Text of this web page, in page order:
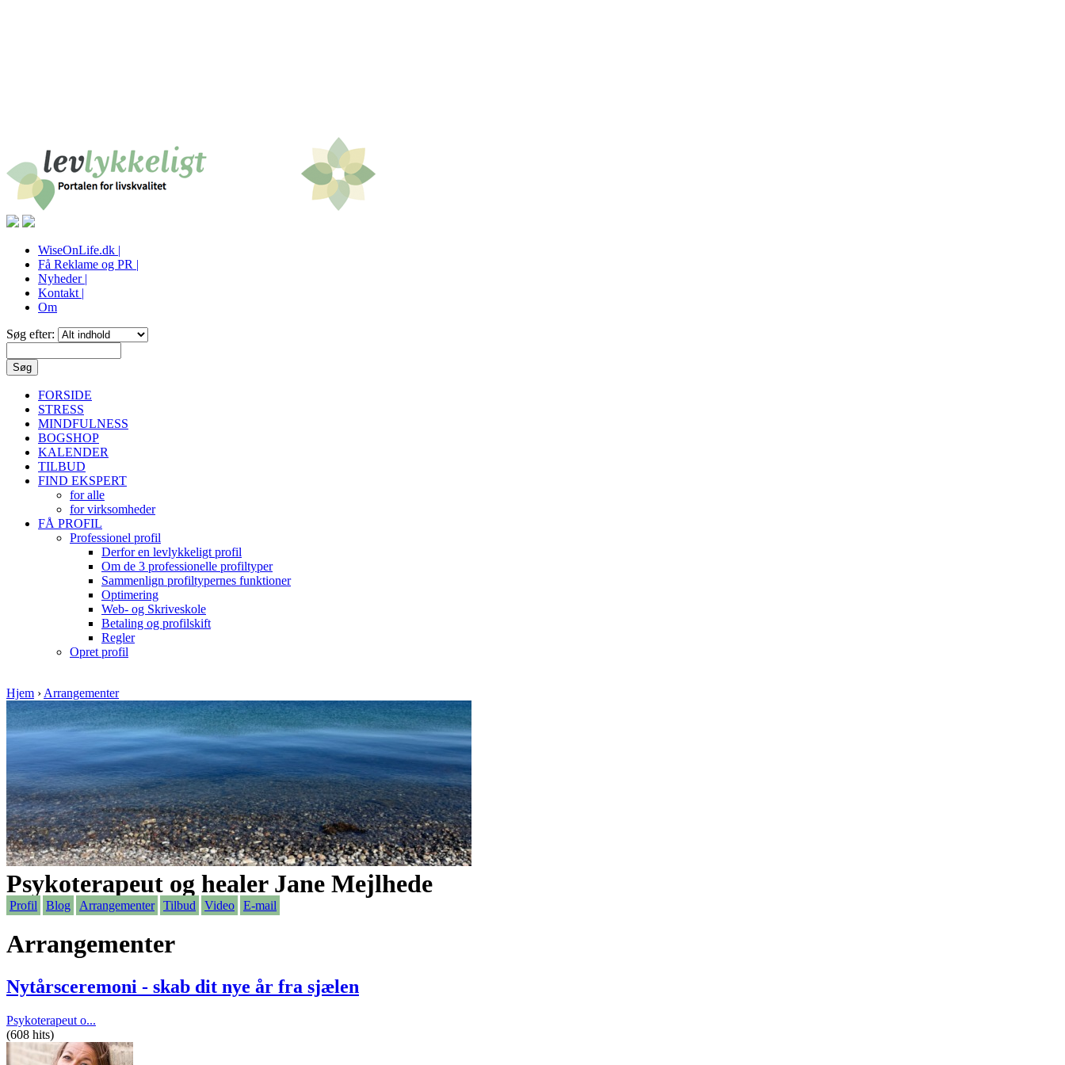
WiseOnLife.dk |
Få Reklame og PR |
Nyheder |
Kontakt |
Om
Søg efter:
FORSIDE
STRESS
MINDFULNESS
BOGSHOP
KALENDER
TILBUD
FIND EKSPERT
for alle
for virksomheder
FÅ PROFIL
Professionel profil
Derfor en levlykkeligt profil
Om de 3 professionelle profiltyper
Sammenlign profiltypernes funktioner
Optimering
Web- og Skriveskole
Betaling og profilskift
Regler
Opret profil
Hjem › Arrangementer
Psykoterapeut og healer Jane Mejlhede
Profil Blog Arrangementer Tilbud Video E-mail
Arrangementer
Nytårsceremoni - skab dit nye år fra sjælen
Psykoterapeut o...
(608 hits)